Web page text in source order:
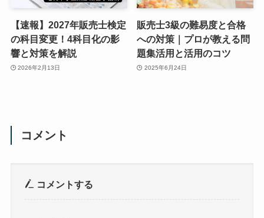
【速報】2027年販売士検定
の科目変更！4科目化の影
響と対策を解説
2026年2月13日
販売士3級の難易度と合格
への対策｜プロが教える問
題集活用と活用のコツ
2025年6月24日
コメント
コメントする